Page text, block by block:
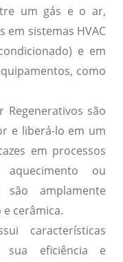
um gás e o ar,
sistemas HVAC
e em
como
Regenerativos são
e liberá-lo em um
em processos
ou
amplamente
cerâmica.
características
sua eficiência e